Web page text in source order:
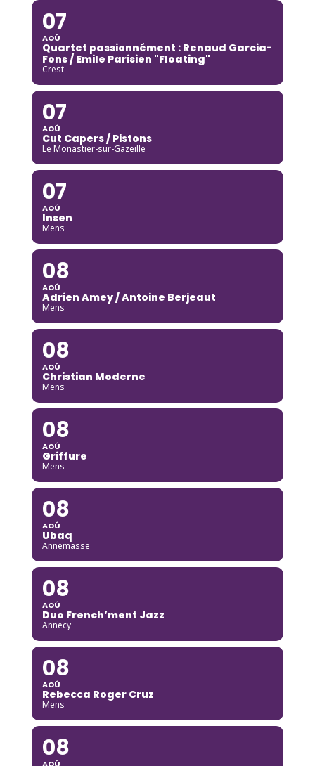
07
AOÛ
Quartet passionnément : Renaud Garcia-
Fons / Emile Parisien "Floating"
Crest
07
AOÛ
Cut Capers / Pistons
Le Monastier-sur-Gazeille
07
AOÛ
Insen
Mens
08
AOÛ
Adrien Amey / Antoine Berjeaut
Mens
08
AOÛ
Christian Moderne
Mens
08
AOÛ
Griffure
Mens
08
AOÛ
Ubaq
Annemasse
08
AOÛ
Duo French’ment Jazz
Annecy
08
AOÛ
Rebecca Roger Cruz
Mens
08